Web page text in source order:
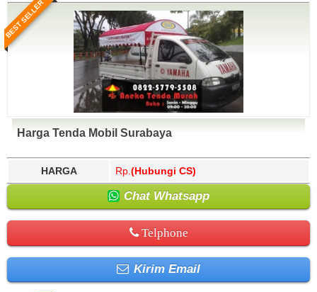
BEST SELLER
Harga Tenda Mobil Surabaya
HARGA Rp. (Hubungi CS)
Chat Whatsapp
Telphone
Kirim Email